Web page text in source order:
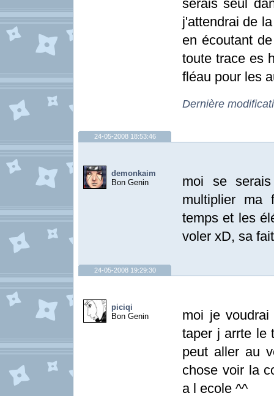
serais seul
j'attendrai de
en écoutant
toute trace es
fléau pour les
Dernière
24-05-2008 18:53:46
demonkaim
Bon Genin
moi se
multiplier ma
temps et les
voler xD, sa
24-05-2008 19:29:30
piciqi
Bon Genin
moi je
taper j arrte le
peut aller au
chose voir la
a l ecole ^^